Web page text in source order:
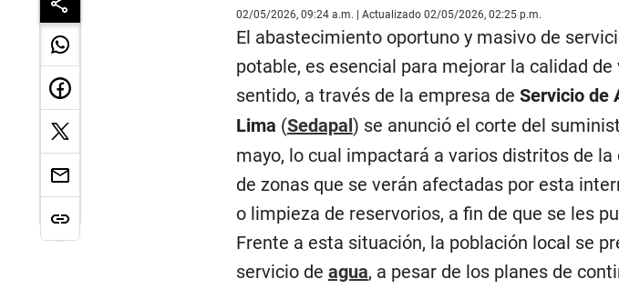
02/05/2026, 09:24 a.m. | Actualizado 02/05/2026, 02:25 p.m.
El abastecimiento oportuno y masivo de
potable, es esencial para mejorar la calidad de
sentido, a través de la empresa de Servicio de
Lima (Sedapal) se anunció el corte del
mayo, lo cual impactará a varios distritos de la
de zonas que se verán afectadas por esta
o limpieza de reservorios, a fin de que se les
Frente a esta situación, la población local se
servicio de agua, a pesar de los planes de